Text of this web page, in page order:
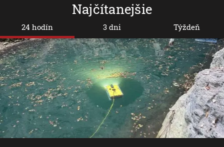
Najčítanejšie
24 hodín 3 dni Týždeň